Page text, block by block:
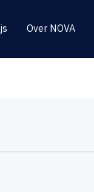
Over NOVA